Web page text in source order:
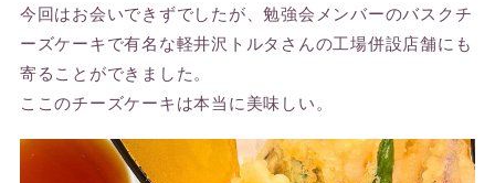
今回はお会いできずでしたが、勉強会メンバーのバスクチ
ーズケーキで有名な軽井沢トルタさんの工場併設店舗にも
寄ることができました。
ここのチーズケーキは本当に美味しい。